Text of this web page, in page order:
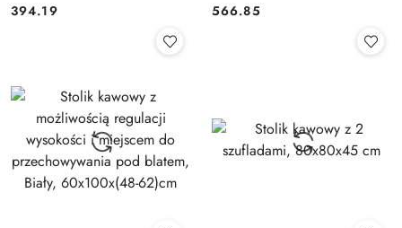
Cena:
394.19
x (48-62) cm
Cena:
566.85